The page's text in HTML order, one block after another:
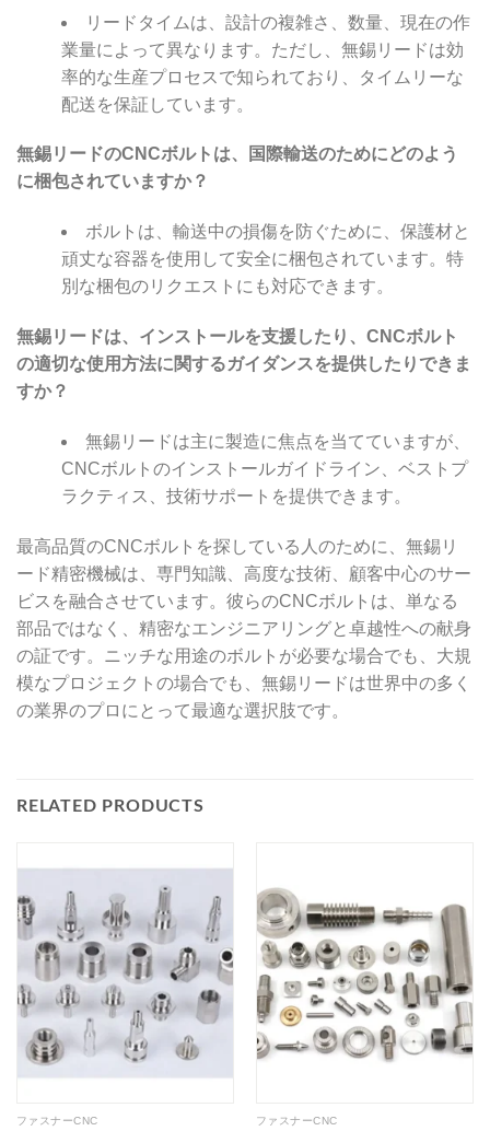
リードタイムは、設計の複雑さ、数量、現在の作
業量によって異なります。ただし、無錫リードは効
率的な生産プロセスで知られており、タイムリーな
配送を保証しています。
無錫リードのCNCボルトは、国際輸送のためにどのよう
に梱包されていますか？
ボルトは、輸送中の損傷を防ぐために、保護材と
頑丈な容器を使用して安全に梱包されています。特
別な梱包のリクエストにも対応できます。
無錫リードは、インストールを支援したり、CNCボルト
の適切な使用方法に関するガイダンスを提供したりできま
すか？
無錫リードは主に製造に焦点を当てていますが、
CNCボルトのインストールガイドライン、ベストプ
ラクティス、技術サポートを提供できます。
最高品質のCNCボルトを探している人のために、無錫リ
ード精密機械は、専門知識、高度な技術、顧客中心のサー
ビスを融合させています。彼らのCNCボルトは、単なる
部品ではなく、精密なエンジニアリングと卓越性への献身
の証です。ニッチな用途のボルトが必要な場合でも、大規
模なプロジェクトの場合でも、無錫リードは世界中の多く
の業界のプロにとって最適な選択肢です。
RELATED PRODUCTS
ファスナーCNC ファスナーCNC